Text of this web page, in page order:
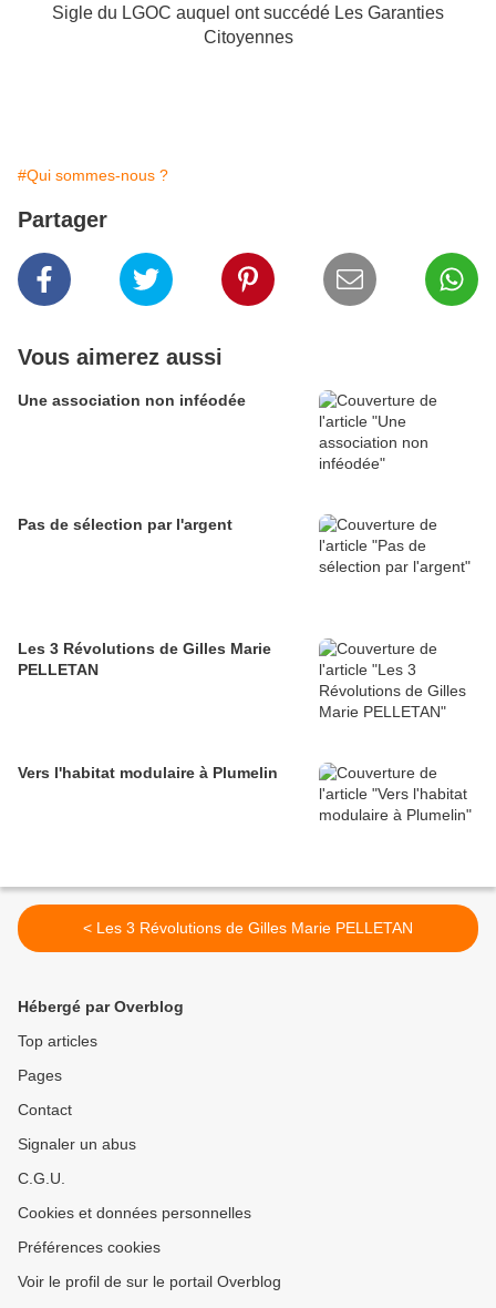
Sigle du LGOC auquel ont succédé Les Garanties
Citoyennes
#Qui sommes-nous ?
Partager
Vous aimerez aussi
Une association non inféodée
Pas de sélection par l'argent
Les 3 Révolutions de Gilles Marie
PELLETAN
Vers l'habitat modulaire à Plumelin
< Les 3 Révolutions de Gilles Marie PELLETAN
Hébergé par Overblog
Top articles
Pages
Contact
Signaler un abus
C.G.U.
Cookies et données personnelles
Préférences cookies
Voir le profil de sur le portail Overblog